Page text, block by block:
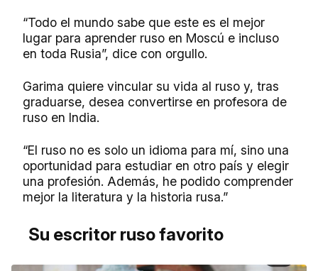
“Todo el mundo sabe que este es el mejor
lugar para aprender ruso en Moscú e incluso
en toda Rusia”, dice con orgullo.
Garima quiere vincular su vida al ruso y, tras
graduarse, desea convertirse en profesora de
ruso en India.
“El ruso no es solo un idioma para mí, sino una
oportunidad para estudiar en otro país y elegir
una profesión. Además, he podido comprender
mejor la literatura y la historia rusa.”
Su escritor ruso favorito